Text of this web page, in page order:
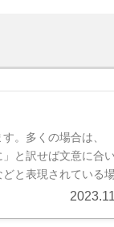
。多くの場合は、
と訳せば文意に合
と表現されている場
「わざと」は、「